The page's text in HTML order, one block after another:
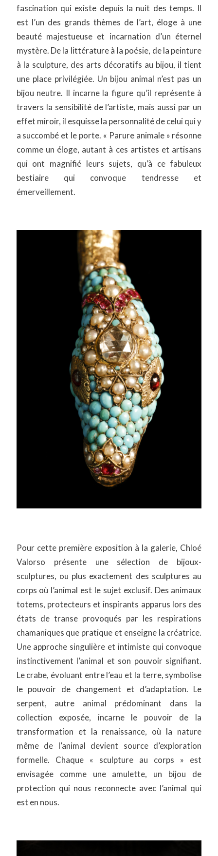
fascination qui existe depuis la nuit des temps. Il
est l’un des grands thèmes de l’art, éloge à une
beauté majestueuse et incarnation d’un éternel
mystère. De la littérature à la poésie, de la peinture
à la sculpture, des arts décoratifs au bijou, il tient
une place privilégiée. Un bijou animal n’est pas un
bijou neutre. Il incarne la figure qu’il représente à
travers la sensibilité de l’artiste, mais aussi par un
effet miroir, il esquisse la personnalité de celui qui y
a succombé et le porte. « Parure animale » résonne
comme un éloge, autant à ces artistes et artisans
qui ont magnifié leurs sujets, qu’à ce fabuleux
bestiaire qui convoque tendresse et
émerveillement.
Pour cette première exposition à la galerie, Chloé
Valorso présente une sélection de bijoux-
sculptures, ou plus exactement des sculptures au
corps où l’animal est le sujet exclusif. Des animaux
totems, protecteurs et inspirants apparus lors des
états de transe provoqués par les respirations
chamaniques que pratique et enseigne la créatrice.
Une approche singulière et intimiste qui convoque
instinctivement l’animal et son pouvoir signifiant.
Le crabe, évoluant entre l’eau et la terre, symbolise
le pouvoir de changement et d’adaptation. Le
serpent, autre animal prédominant dans la
collection exposée, incarne le pouvoir de la
transformation et la renaissance, où la nature
même de l’animal devient source d’exploration
formelle. Chaque « sculpture au corps » est
envisagée comme une amulette, un bijou de
protection qui nous reconnecte avec l’animal qui
est en nous.